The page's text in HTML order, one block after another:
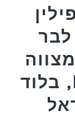
לבר
בלוד ,MEZUZAH,פרשיות